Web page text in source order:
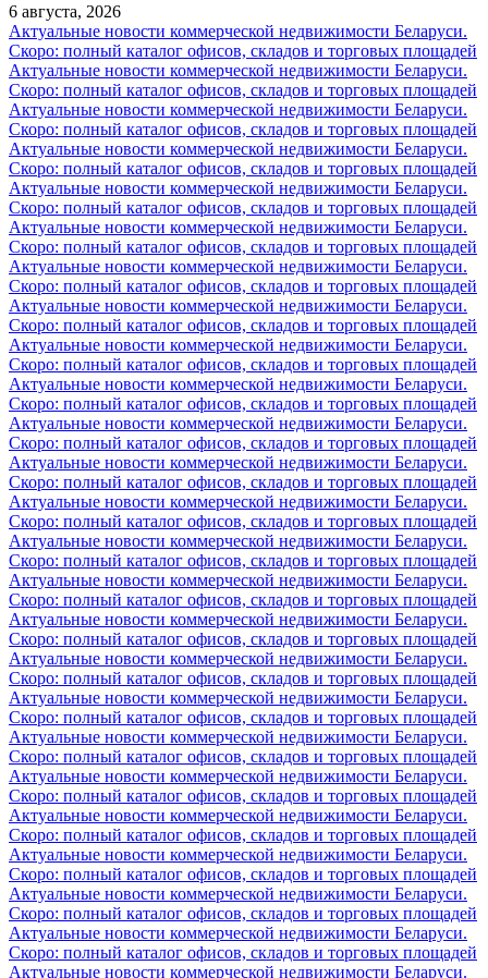
6 августа, 2026
Актуальные новости коммерческой недвижимости Беларуси.
Скоро: полный каталог офисов, складов и торговых площадей
Актуальные новости коммерческой недвижимости Беларуси.
Скоро: полный каталог офисов, складов и торговых площадей
Актуальные новости коммерческой недвижимости Беларуси.
Скоро: полный каталог офисов, складов и торговых площадей
Актуальные новости коммерческой недвижимости Беларуси.
Скоро: полный каталог офисов, складов и торговых площадей
Актуальные новости коммерческой недвижимости Беларуси.
Скоро: полный каталог офисов, складов и торговых площадей
Актуальные новости коммерческой недвижимости Беларуси.
Скоро: полный каталог офисов, складов и торговых площадей
Актуальные новости коммерческой недвижимости Беларуси.
Скоро: полный каталог офисов, складов и торговых площадей
Актуальные новости коммерческой недвижимости Беларуси.
Скоро: полный каталог офисов, складов и торговых площадей
Актуальные новости коммерческой недвижимости Беларуси.
Скоро: полный каталог офисов, складов и торговых площадей
Актуальные новости коммерческой недвижимости Беларуси.
Скоро: полный каталог офисов, складов и торговых площадей
Актуальные новости коммерческой недвижимости Беларуси.
Скоро: полный каталог офисов, складов и торговых площадей
Актуальные новости коммерческой недвижимости Беларуси.
Скоро: полный каталог офисов, складов и торговых площадей
Актуальные новости коммерческой недвижимости Беларуси.
Скоро: полный каталог офисов, складов и торговых площадей
Актуальные новости коммерческой недвижимости Беларуси.
Скоро: полный каталог офисов, складов и торговых площадей
Актуальные новости коммерческой недвижимости Беларуси.
Скоро: полный каталог офисов, складов и торговых площадей
Актуальные новости коммерческой недвижимости Беларуси.
Скоро: полный каталог офисов, складов и торговых площадей
Актуальные новости коммерческой недвижимости Беларуси.
Скоро: полный каталог офисов, складов и торговых площадей
Актуальные новости коммерческой недвижимости Беларуси.
Скоро: полный каталог офисов, складов и торговых площадей
Актуальные новости коммерческой недвижимости Беларуси.
Скоро: полный каталог офисов, складов и торговых площадей
Актуальные новости коммерческой недвижимости Беларуси.
Скоро: полный каталог офисов, складов и торговых площадей
Актуальные новости коммерческой недвижимости Беларуси.
Скоро: полный каталог офисов, складов и торговых площадей
Актуальные новости коммерческой недвижимости Беларуси.
Скоро: полный каталог офисов, складов и торговых площадей
Актуальные новости коммерческой недвижимости Беларуси.
Скоро: полный каталог офисов, складов и торговых площадей
Актуальные новости коммерческой недвижимости Беларуси.
Скоро: полный каталог офисов, складов и торговых площадей
Актуальные новости коммерческой недвижимости Беларуси.